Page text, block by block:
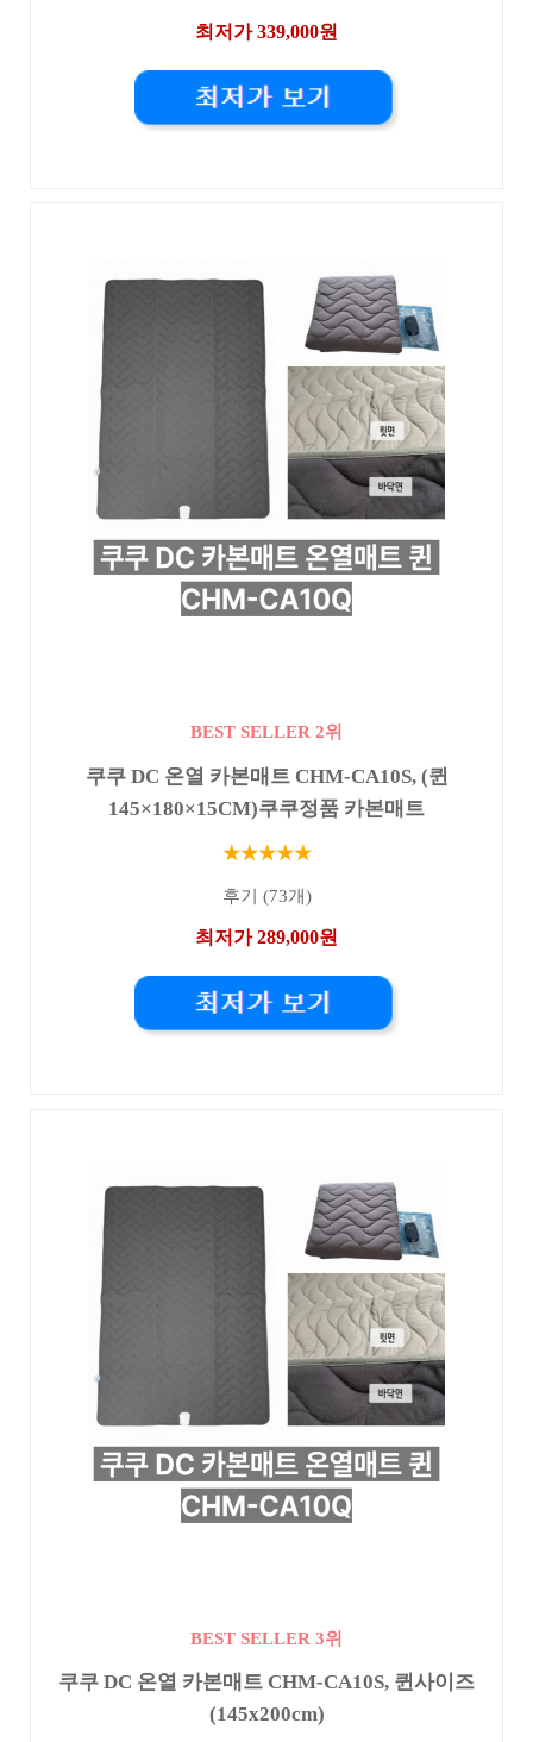
최저가 339,000원
BEST SELLER 2위
쿠쿠 DC 온열 카본매트 CHM-CA10S, (퀸
145×180×15CM)쿠쿠정품 카본매트
★★★★★
후기 (73개)
최저가 289,000원
BEST SELLER 3위
쿠쿠 DC 온열 카본매트 CHM-CA10S, 퀸사이즈
(145x200cm)